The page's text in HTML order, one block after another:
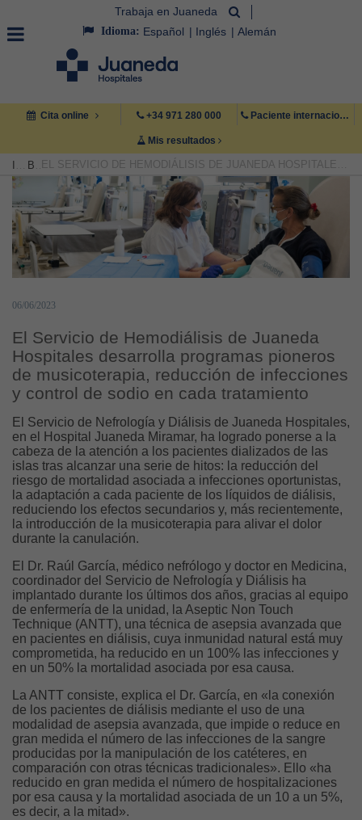
Trabaja en Juaneda
Idioma: Español Inglés Alemán
Cita online +34 971 280 000 Paciente internacional +34 971 222 222
Mis resultados
INICIO BLOG EL SERVICIO DE HEMODIÁLISIS DE JUANEDA HOSPITALES DESARROLLA PROGRAMAS PIONEROS DE MUSICOTERAPIA, REDUCCIÓN DE INFECCIONES Y CONTROL DE SODIO EN CADA TRATAMIENTO
06/06/2023
El Servicio de Hemodiálisis de Juaneda
Hospitales desarrolla programas pioneros
de musicoterapia, reducción de infecciones
y control de sodio en cada tratamiento
El Servicio de Nefrología y Diálisis de Juaneda Hospitales,
en el Hospital Juaneda Miramar, ha logrado ponerse a la
cabeza de la atención a los pacientes dializados de las
islas tras alcanzar una serie de hitos: la reducción del
riesgo de mortalidad asociada a infecciones oportunistas,
la adaptación a cada paciente de los líquidos de diálisis,
reduciendo los efectos secundarios y, más recientemente,
la introducción de la musicoterapia para alivar el dolor
durante la canulación.
El Dr. Raúl García, médico nefrólogo y doctor en Medicina,
coordinador del Servicio de Nefrología y Diálisis ha
implantado durante los últimos dos años, gracias al equipo
de enfermería de la unidad, la Aseptic Non Touch
Technique (ANTT), una técnica de asepsia avanzada que
en pacientes en diálisis, cuya inmunidad natural está muy
comprometida, ha reducido en un 100% las infecciones y
en un 50% la mortalidad asociada por esa causa.
La ANTT consiste, explica el Dr. García, en «la conexión
de los pacientes de diálisis mediante el uso de una
modalidad de asepsia avanzada, que impide o reduce en
gran medida el número de las infecciones de la sangre
producidas por la manipulación de los catéteres, en
comparación con otras técnicas tradicionales». Ello «ha
reducido en gran medida el número de hospitalizaciones
por esa causa y la mortalidad asociada de un 10 a un 5%,
es decir, a la mitad».